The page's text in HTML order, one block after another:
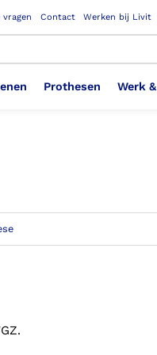
vragen Contact Werken bij Livit
OSA
Prothesen Werk